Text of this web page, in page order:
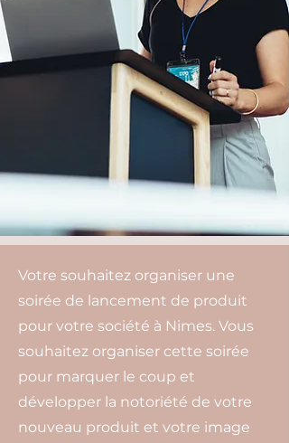
Votre souhaitez organiser une
soirée de lancement de produit
pour votre société à Nimes. Vous
souhaitez organiser cette soirée
pour marquer le coup et
développer la notoriété de votre
nouveau produit et votre image